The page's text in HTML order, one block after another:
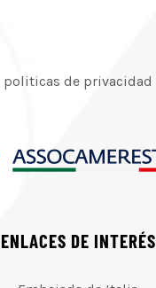
politicas de privacidad
ENLACES DE INTERÉS